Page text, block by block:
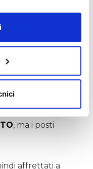
ed efficaci per
di mercato
, ma i posti
affrettati a